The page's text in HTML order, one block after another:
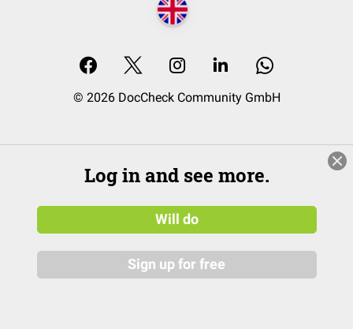
© 2026 DocCheck Community GmbH
Log in and see more.
Will do
Sign up for free